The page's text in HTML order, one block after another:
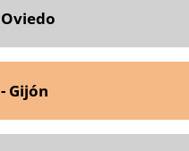
Gijón